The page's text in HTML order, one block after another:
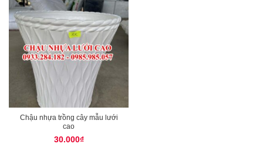
Chậu nhựa trồng cây mẫu lưới
cao
30.000₫